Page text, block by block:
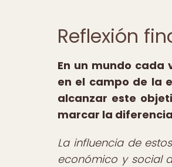
Reflexión
En un mundo
en el campo de la
alcanzar este
marcar la
La influencia de
económico y social